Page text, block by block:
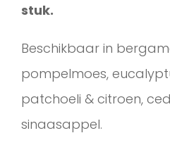
stuk.
Beschikbaar in
pompelmoes,
patchoeli & citroen,
sinaasappel.